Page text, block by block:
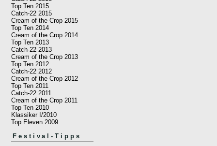
Top Ten 2015
Catch-22 2015
Cream of the Crop 2015
Top Ten 2014
Cream of the Crop 2014
Top Ten 2013
Catch-22 2013
Cream of the Crop 2013
Top Ten 2012
Catch-22 2012
Cream of the Crop 2012
Top Ten 2011
Catch-22 2011
Cream of the Crop 2011
Top Ten 2010
Klassiker I/2010
Top Eleven 2009
Festival-Tipps